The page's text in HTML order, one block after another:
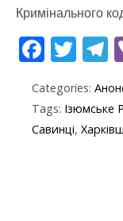
Кримінального
F
e
b
T
itt
er
T
e
Categories:
Tags: Ізюмське
Савинці,